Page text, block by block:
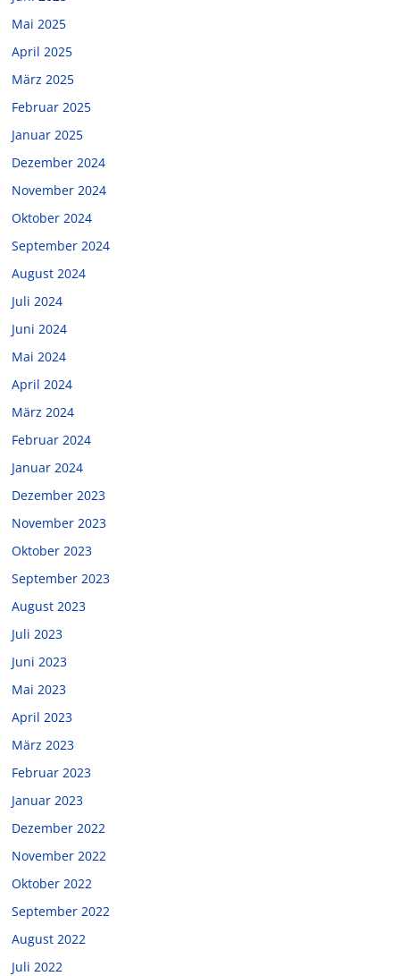
Mai 2025
April 2025
März 2025
Februar 2025
Januar 2025
Dezember 2024
November 2024
Oktober 2024
September 2024
August 2024
Juli 2024
Juni 2024
Mai 2024
April 2024
März 2024
Februar 2024
Januar 2024
Dezember 2023
November 2023
Oktober 2023
September 2023
August 2023
Juli 2023
Juni 2023
Mai 2023
April 2023
März 2023
Februar 2023
Januar 2023
Dezember 2022
November 2022
Oktober 2022
September 2022
August 2022
Juli 2022